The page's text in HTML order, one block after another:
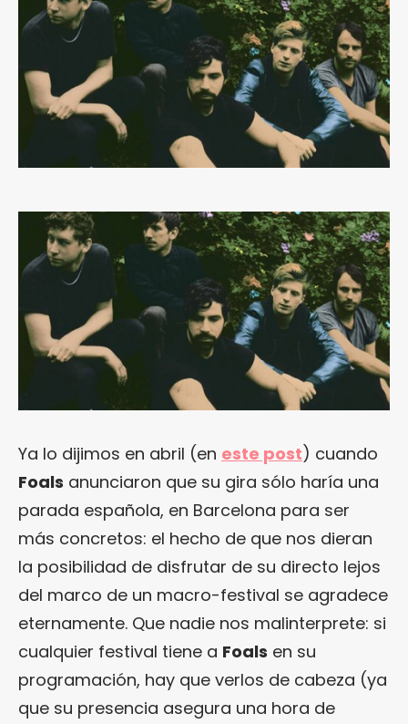
Ya lo dijimos en abril (en este post) cuando
Foals anunciaron que su gira sólo haría una
parada española, en Barcelona para ser
más concretos: el hecho de que nos dieran
la posibilidad de disfrutar de su directo lejos
del marco de un macro-festival se agradece
eternamente. Que nadie nos malinterprete: si
cualquier festival tiene a Foals en su
programación, hay que verlos de cabeza (ya
que su presencia asegura una hora de